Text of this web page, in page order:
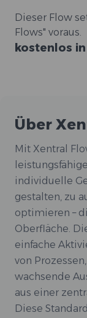
Dieser Flow
Flows" voraus.
kostenlos
Über
Mit Xentral
individuelle
gestalten, zu
optimieren –
Oberfläche.
einfache
von
wachsende
aus einer
Diese